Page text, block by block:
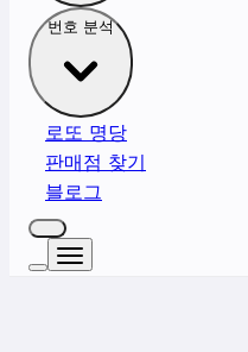
번호 분석
로또 명당
판매점 찾기
블로그